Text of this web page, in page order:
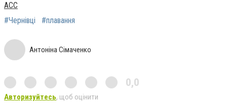
АСС
#Чернівці
#плавання
Антоніна Сімаченко
0,0
Авторизуйтесь, щоб оцінити